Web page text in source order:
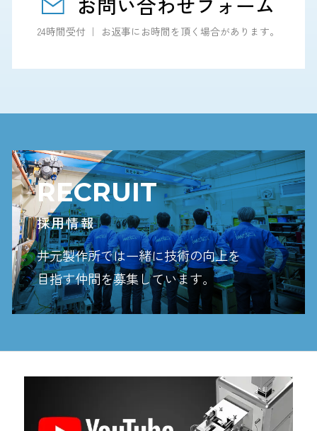
24時間受付 ｜ お返事にお時間を頂く場合があります。
RECRUIT
採用情報
井元製作所では一緒に技術の向上を
目指す仲間を募集しています。